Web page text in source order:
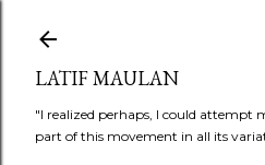
LATIF MAULAN
"I realized perhaps, I could
part of this movement in all its